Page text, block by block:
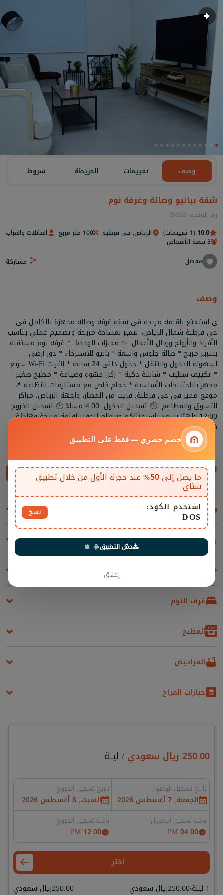
وصف تقييمات الخريطة شروط
شقة ببانيو وصالة وغرفة نوم
رمز الوحدة (5658)
10.0 (1 تقييمات) الرياض, حي قرطبة 100 متر مربع
العائلات والعزاب
3 سعة الأشخاص
مفضل
مشاركة
وصف
ي استمتع بإقامة مريحة في شقة غرفة وصالة مجهزة بالكامل في
حي قرطبة شمال الرياض، تتميز بمساحة مريحة وتصميم عملي يناسب
الأفراد والأزواج ورجال الأعمال. ✨ مميزات الوحدة: * غرفة نوم مستقلة
بسرير مريح * صالة جلوس واسعة * بانيو للاسترخاء * دور أرضي
لسهولة الدخول والتنقل * دخول ذاتي 24 ساعة * إنترنت Wi-Fi سريع
* تكييف سبليت * شاشة ذكية * ركن قهوة وضيافة * مطبخ صغير
مجهز بالاحتياجات الأساسية * حمام خاص مع مستلزمات النظافة 📍
موقع مميز في حي قرطبة، قريب من المطار، واجهة الرياض، مراكز
التسوق والمطاعم. 🕓 تسجيل الدخول: 4:00 مساءً 🕛 تسجيل الخروج:
12:00 ظهرًا نسعد باستقبالكم ونتطلع لتوفير إقامة مريحة وهادئة
في The Q Apartments. 🏡
1 ريال سعودي التأمين مطلوب عند الوصول
المرافق إظهار الكل
غرف المعيشة والمقاعد
مسابح
غرف النوم
المطبخ
المراحيض
خيارات المراح
250.00 ريال سعودي / ليلة
تاريخ تسجيل الوصول
الجمعة, 7 أغسطس 2026
تاريخ تسجيل الخروج
السبت, 8 أغسطس 2026
وقت تسجيل الوصول
04:00 PM
وقت تسجيل الخروج
12:00 PM
اختر
1 ليلة
x
250.00ريال سعودي 250.00ريال سعودي
خصم حصري — فقط على التطبيق
ما يصل إلى50% عند حجزك الأول من خلال تطبيق
ستاي
استخدم الكود:
DOS نسخ
حمّل التطبيق
إغلاق